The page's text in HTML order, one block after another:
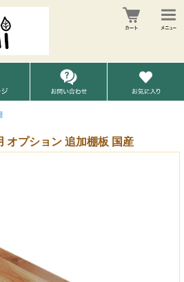
オプション 追加棚板 国産